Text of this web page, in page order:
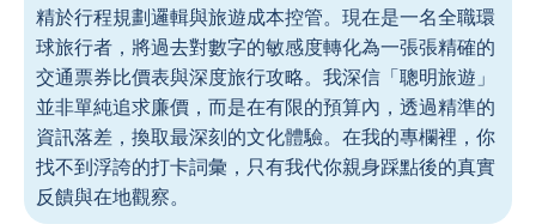
精於行程規劃邏輯與旅遊成本控管。現在是一名全職環
球旅行者，將過去對數字的敏感度轉化為一張張精確的
交通票券比價表與深度旅行攻略。我深信「聰明旅遊」
並非單純追求廉價，而是在有限的預算內，透過精準的
資訊落差，換取最深刻的文化體驗。在我的專欄裡，你
找不到浮誇的打卡詞彙，只有我代你親身踩點後的真實
反饋與在地觀察。